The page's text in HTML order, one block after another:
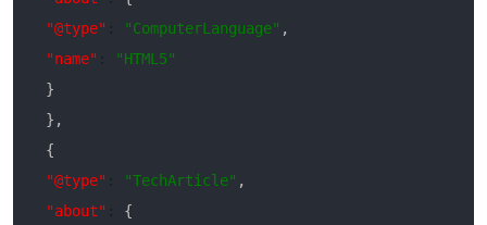
"@type"
"ComputerLanguage" ,
"name"
"HTML5"
}
} ,
{
"@type"
"TechArticle" ,
"about"
{